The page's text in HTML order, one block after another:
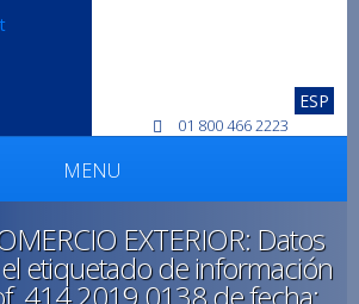
ESP
01 800 466 2223
MENU
EXTERIOR: Datos
etiquetado de información